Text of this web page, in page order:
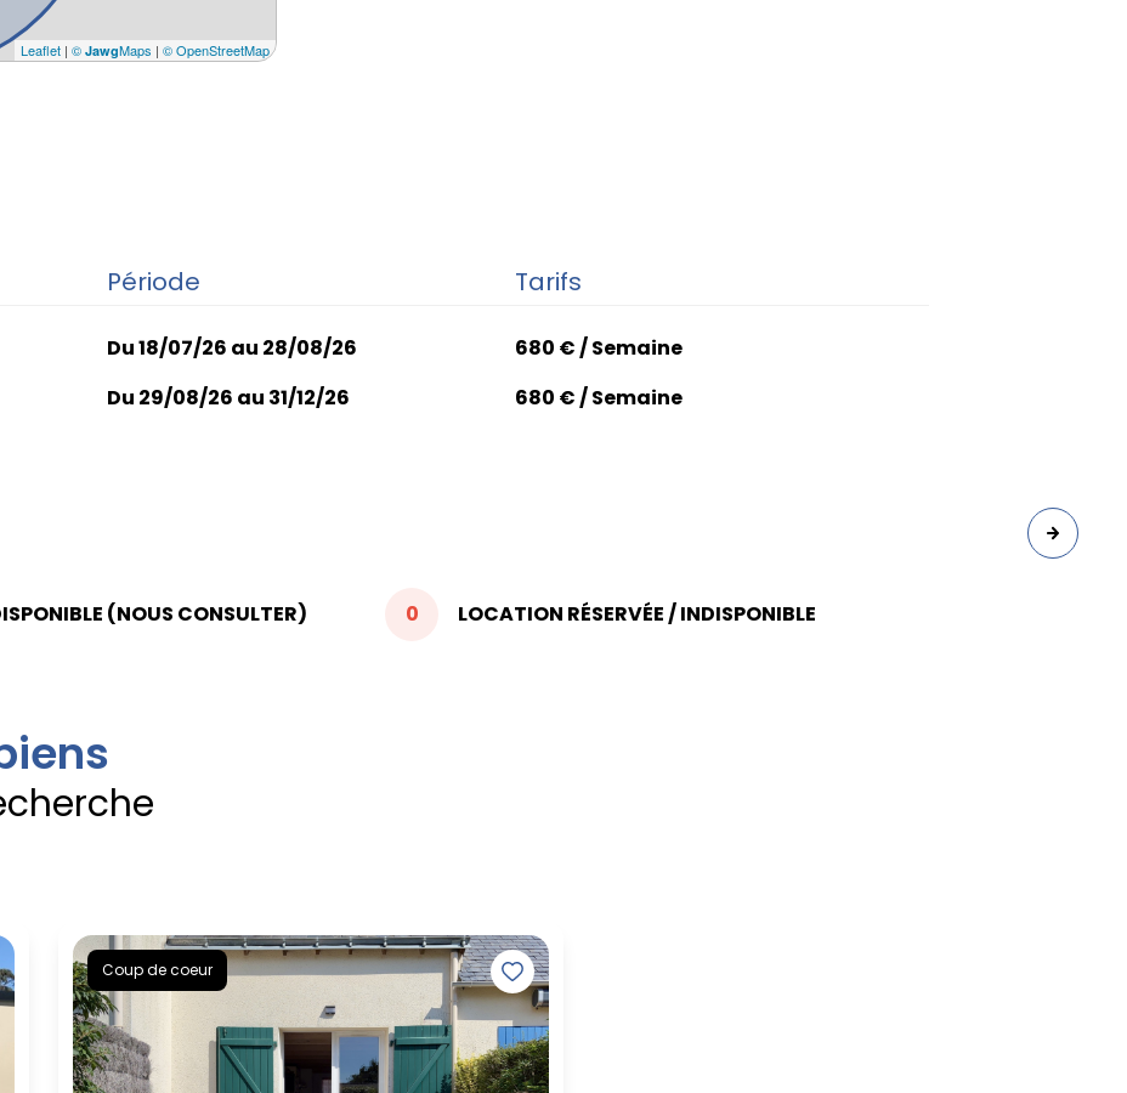
Leaflet | © JawgMaps | © OpenStreetMap
Période Tarifs
Du 18/07/26 au 28/08/26
680 € / Semaine
Du 29/08/26 au 31/12/26 680 € / Semaine
(NOUS CONSULTER) 0 LOCATION RÉSERVÉE / INDISPONIBLE
Coup de coeur